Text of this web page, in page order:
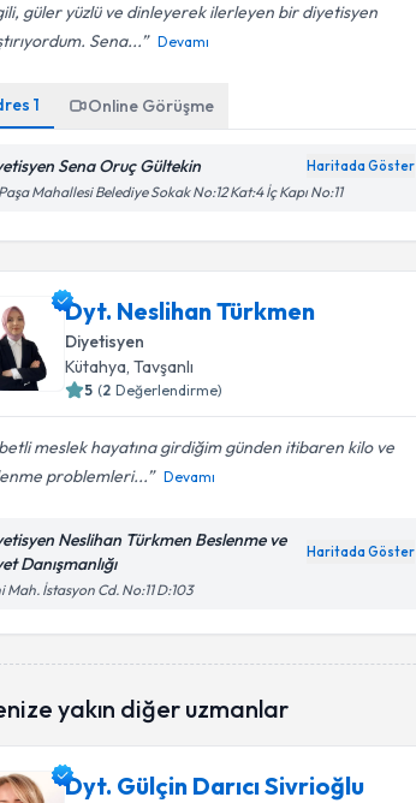
güler yüzlü ve dinleyerek ilerleyen bir diyetisyen
Sena...
Devamı
1 Online Görüşme
Sena Oruç Gültekin Haritada Göster
Mahallesi Belediye Sokak No:12 Kat:4 İç Kapı No:11
Dyt. Neslihan Türkmen
Diyetisyen
Kütahya , Tavşanlı
5 (2 Değerlendirme)
meslek hayatına girdiğim günden itibaren kilo ve
problemleri...
Devamı
Neslihan Türkmen Beslenme ve
Danışmanlığı
Haritada Göster
Mah. İstasyon Cd. No:11 D:103
yakın diğer uzmanlar
Dyt. Gülçin Darıcı Sivrioğlu